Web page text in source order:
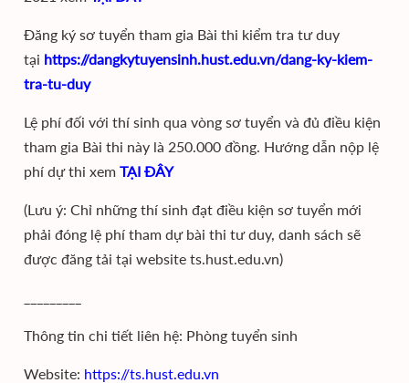
Đăng ký sơ tuyển tham gia Bài thi kiểm tra tư duy
tại https://dangkytuyensinh.hust.edu.vn/dang-ky-kiem-
tra-tu-duy
Lệ phí đối với thí sinh qua vòng sơ tuyển và đủ điều kiện
tham gia Bài thi này là 250.000 đồng. Hướng dẫn nộp lệ
phí dự thi xem TẠI ĐÂY
(Lưu ý: Chỉ những thí sinh đạt điều kiện sơ tuyển mới
phải đóng lệ phí tham dự bài thi tư duy, danh sách sẽ
được đăng tải tại website ts.hust.edu.vn)
Thông tin chi tiết liên hệ: Phòng tuyển sinh
Website: https://ts.hust.edu.vn